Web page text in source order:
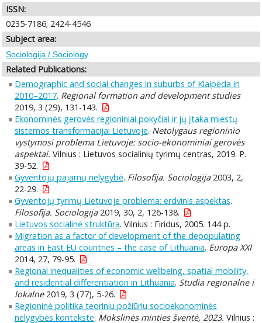
ISSN:
0235-7186; 2424-4546
Subject area:
Sociologija / Sociology
Related Publications:
Demographic and social changes in suburbs of Klaipėda in
2010–2017. Regional formation and development studies
2019, 3 (29), 131-143.
Ekonominės gerovės regioniniai pokyčiai ir jų įtaka miestų
sistemos transformacijai Lietuvoje. Netolygaus regioninio
vystymosi problema Lietuvoje: socio-ekonominiai gerovės
aspektai. Vilnius : Lietuvos socialinių tyrimų centras, 2019. P.
39-52.
Gyventojų pajamų nelygybė. Filosofija. Sociologija2003, 2,
22-29.
Gyventojų tyrimų Lietuvoje problema: erdvinis aspektas.
Filosofija. Sociologija2019, 30, 2, 126-138.
Lietuvos socialinė struktūra. Vilnius : Firidus, 2005. 144 p.
Migration as a factor of development of the depopulating
areas in East EU countries – the case of Lithuania. Europa XXI
2014, 27, 79-95.
Regional inequalities of economic wellbeing, spatial mobility,
and residential differentiation in Lithuania. Studia regionalne i
lokalne2019, 3 (77), 5-26.
Regioninė politika teoriniu požiūriu socioekonominės
nelygybės kontekste. Mokslinės minties šventė, 2023. Vilnius :